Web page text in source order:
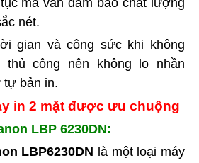
mà vẫn đảm bảo chất lượng
nét.
gian và công sức khi không
thủ công nên không lo nhần
tự bản in.
in 2 mặt được ưu chuộng
LBP 6230DN:
LBP6230DN là một loại máy